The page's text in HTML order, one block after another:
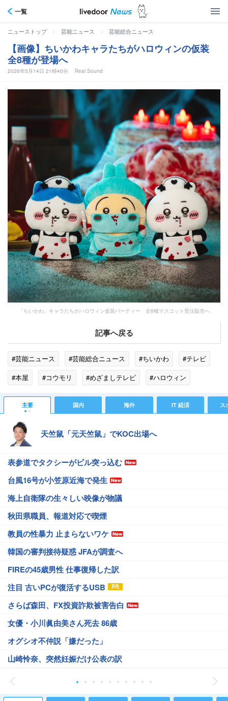
一覧
ニューストップ > 芸能ニュース > 芸能総合ニュース
【画像】ちいかわキャラたちがハロウィンの仮装
全8種が登場へ
2026年5月14日 21時40分 Real Sound
「ちいかわ」キャラたちがハロウィン仮装パーティー 全8種マスコット受注販売へ
記事へ戻る
#芸能ニュース #芸能総合ニュース #ちいかわ
#テレビ
#本屋
#コウモリ #めざましテレビ
#ハロウィン
#バラエティ
#フジテレビ #激怒
主要 国内 海外 IT 経済 ス
天竺鼠「元天竺鼠」でKOC出場へ
表参道でタクシーがビル突っ込む
台風16号が小笠原近海で発生
海上自衛隊の生々しい映像が物議
秋田県職員、報道対応で喫煙
教員の性暴力 止まらないワケ
韓国の審判接待疑惑 JFAが調査へ
FIREの45歳男性 仕事復帰した訳
注目 古いPCが復活するUSB
さらば森田、FX投資詐欺被害告白
女優・小川眞由美さん死去 86歳
オグシオ不仲説「嫌だった」
山崎怜奈、突然妊娠だけ公表の訳